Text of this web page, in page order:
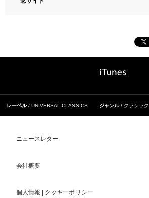
レーベル UNIVERSAL CLASSICS ジャンル クラシック
ニュースレター
会社概要
個人情報 | クッキーポリシー